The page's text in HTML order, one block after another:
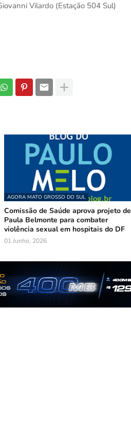
Vilardo (Estação 504 Sul)
AGORA MATO GROSSO DO SUL
Comissão de Saúde aprova projeto de
Paula Belmonte para combater
violência sexual em hospitais do DF
01 Junho, 2026